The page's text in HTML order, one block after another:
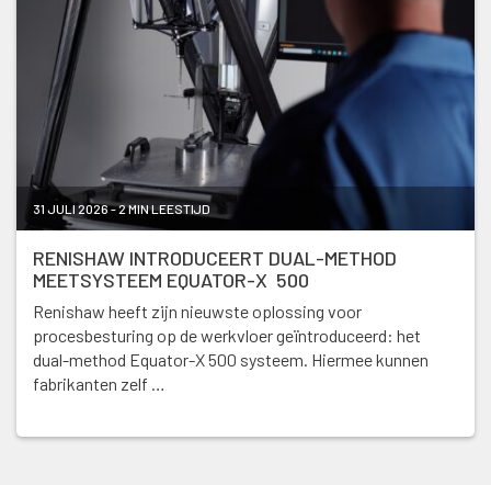
31 JULI 2026 - 2 MIN LEESTIJD
RENISHAW INTRODUCEERT DUAL-METHOD
MEETSYSTEEM EQUATOR-X 500
Renishaw heeft zijn nieuwste oplossing voor
procesbesturing op de werkvloer geïntroduceerd: het
dual-method Equator-X 500 systeem. Hiermee kunnen
fabrikanten zelf …